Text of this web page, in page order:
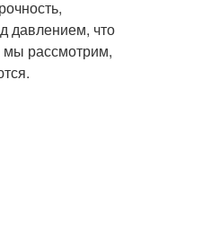
давлением, что
мы рассмотрим,